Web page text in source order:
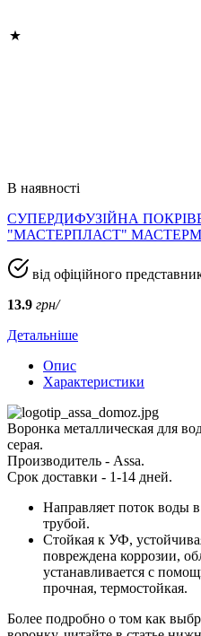
В наявності
СУПЕРДИФУЗІЙНА
"МАСТЕРПЛАСТ"
від офіційного
13.9 грн/
Детальніше
Опис
Характеристики
Воронка металлическая для
серая.
Производитель - Assa.
Срок доставки - 1-14 дней.
Направляет поток воды
трубой.
Стойкая к УФ,
повреждена коррозии,
устанавливается с
прочная, термостойкая.
Более подробно о том как